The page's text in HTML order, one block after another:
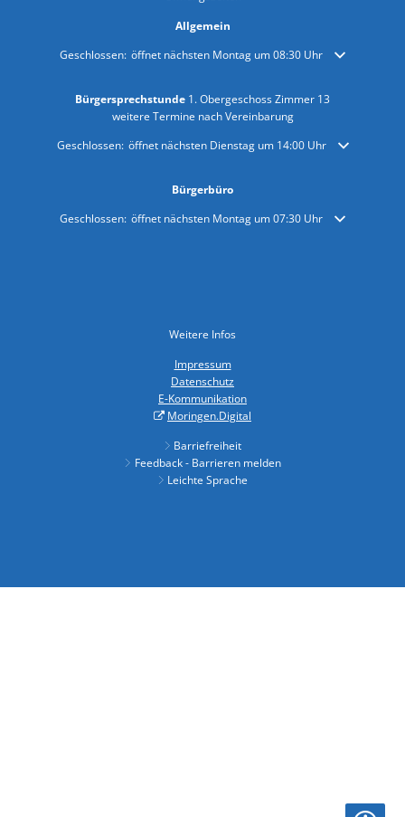
Allgemein
Klicken, um weitere Öffnungs- oder Schließzeiten auszublenden
Geschlossen: öffnet nächsten Montag um 08:30 Uhr
Bürgersprechstunde 1. Obergeschoss Zimmer 13
weitere Termine nach Vereinbarung
Klicken, um weitere Öffnungs- oder Schließzeiten auszublenden
Geschlossen: öffnet nächsten Dienstag um 14:00 Uhr
Bürgerbüro
Klicken, um weitere Öffnungs- oder Schließzeiten auszublenden
Geschlossen: öffnet nächsten Montag um 07:30 Uhr
Weitere Infos
Impressum
Datenschutz
E-Kommunikation
Moringen.Digital
Barriefreiheit
Feedback - Barrieren melden
Leichte Sprache